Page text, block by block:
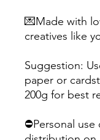
💌Made with
creatives like
Suggestion:
paper or
200g for best
⛔Personal